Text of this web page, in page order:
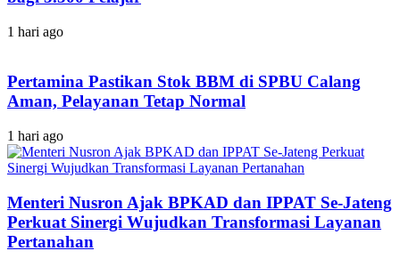
1 hari ago
Pertamina Pastikan Stok BBM di SPBU Calang
Aman, Pelayanan Tetap Normal
1 hari ago
Menteri Nusron Ajak BPKAD dan IPPAT Se-Jateng
Perkuat Sinergi Wujudkan Transformasi Layanan
Pertanahan